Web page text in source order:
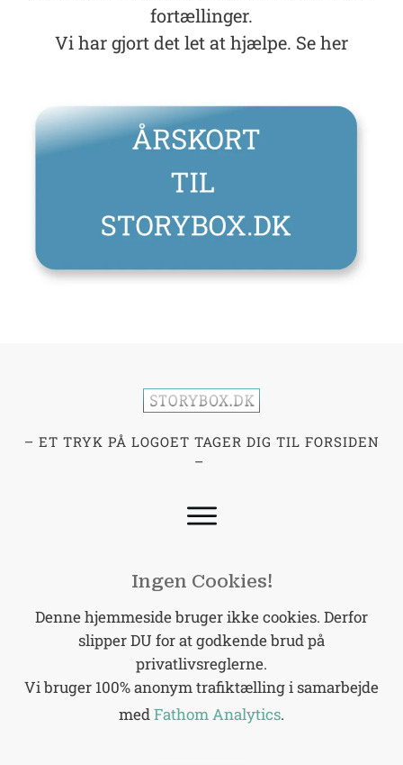
fortællinger.
Vi har gjort det let at hjælpe. Se her
– ET TRYK PÅ LOGOET TAGER DIG TIL FORSIDEN
–
Ingen Cookies!
Denne hjemmeside bruger ikke cookies. Derfor
slipper DU for at godkende brud på
privatlivsreglerne.
Vi bruger 100% anonym trafiktælling i samarbejde
medFathom Analytics.